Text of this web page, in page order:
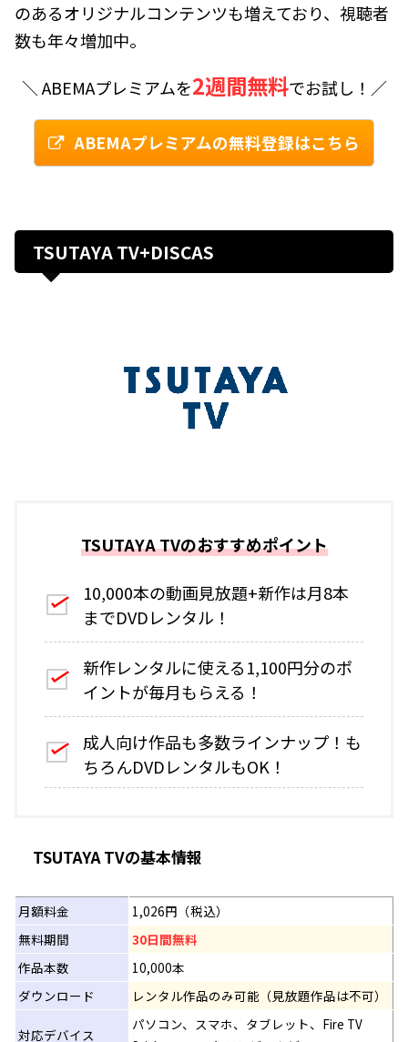
のあるオリジナルコンテンツも増えており、視聴者
数も年々増加中。
＼ ABEMAプレミアムを2週間無料でお試し！／
ABEMAプレミアムの無料登録はこちら
TSUTAYA TV+DISCAS
TSUTAYA TVのおすすめポイント
10,000本の動画見放題+新作は月8本
までDVDレンタル！
新作レンタルに使える1,100円分のポ
イントが毎月もらえる！
成人向け作品も多数ラインナップ！も
ちろんDVDレンタルもOK！
TSUTAYA TVの基本情報
月額料金
1,026円（税込）
無料期間
30日間無料
作品本数
10,000本
ダウンロード
レンタル作品のみ可能（見放題作品は不可）
対応デバイス
パソコン、スマホ、タブレット、Fire TV